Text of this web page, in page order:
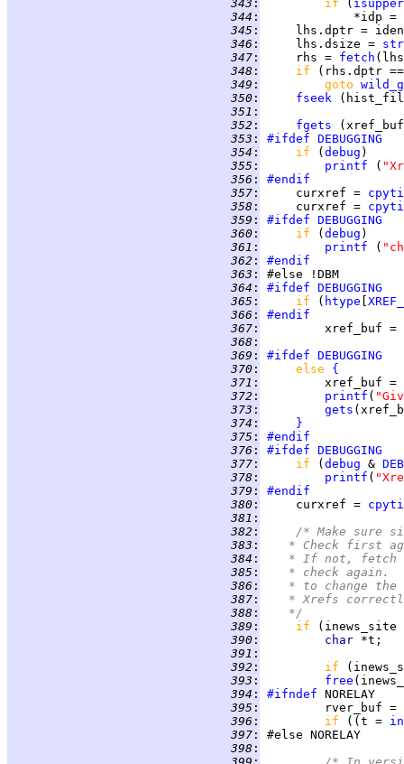
343 : if ( isupper
344 :
             *idp =
345 :
lhs.dptr =
346 :
     lhs.dsize =
347 :
     rhs =
fetch
348 : if
(rhs.dptr
349 : goto
350 : fseek
351 :
352 : fgets
353 : #ifdef DEBUGGING
354 : if ( debug
355 : printf (
356 :
#endif
357 :
     curxref =
358 :
     curxref =
359 : #ifdef DEBUGGING
360 : if ( debug
361 : printf (
362 :
#endif
363 :
364 : #ifdef DEBUGGING
365 : if ( htype
366 :
#endif
367 :
         xref_buf =
368 :
369 : #ifdef DEBUGGING
370 : else {
371 :
         xref_buf =
372 : printf (
373 :
gets
374 :
}
375 :
#endif
376 : #ifdef DEBUGGING
377 : if ( debug &
378 : printf (
379 :
#endif
380 :
     curxref =
381 :
382 :
/* Make sure
383 :
* Check first
384 :
* If not,
385 :
* check again.
386 :
* to change
387 :
* Xrefs
388 :
	 */
389 : if
390 : char
391 :
392 : if
393 :
free
394 : #ifndef
395 :
         rver_buf =
396 : if ((t =
397 :
398 :